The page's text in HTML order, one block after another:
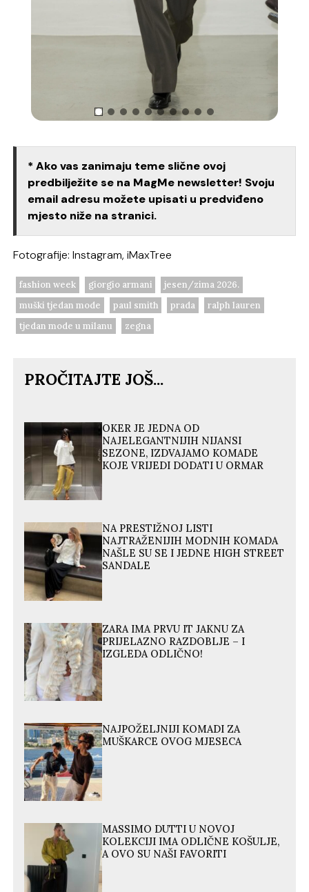
* Ako vas zanimaju teme slične ovoj
predbilježite se na MagMe newsletter! Svoju
email adresu možete upisati u predviđeno
mjesto niže na stranici.
Fotografije: Instagram, iMaxTree
fashion week giorgio armani
jesen/zima 2026.
muški tjedan mode
paul smith prada
ralph lauren
tjedan mode u milanu
zegna
PROČITAJTE JOŠ...
OKER JE JEDNA OD
NAJELEGANTNIJIH NIJANSI
SEZONE, IZDVAJAMO KOMADE
KOJE VRIJEDI DODATI U ORMAR
NA PRESTIŽNOJ LISTI
NAJTRAŽENIJIH MODNIH KOMADA
NAŠLE SU SE I JEDNE HIGH STREET
SANDALE
ZARA IMA PRVU IT JAKNU ZA
PRIJELAZNO RAZDOBLJE – I
IZGLEDA ODLIČNO!
NAJPOŽELJNIJI KOMADI ZA
MUŠKARCE OVOG MJESECA
MASSIMO DUTTI U NOVOJ
KOLEKCIJI IMA ODLIČNE KOŠULJE,
A OVO SU NAŠI FAVORITI